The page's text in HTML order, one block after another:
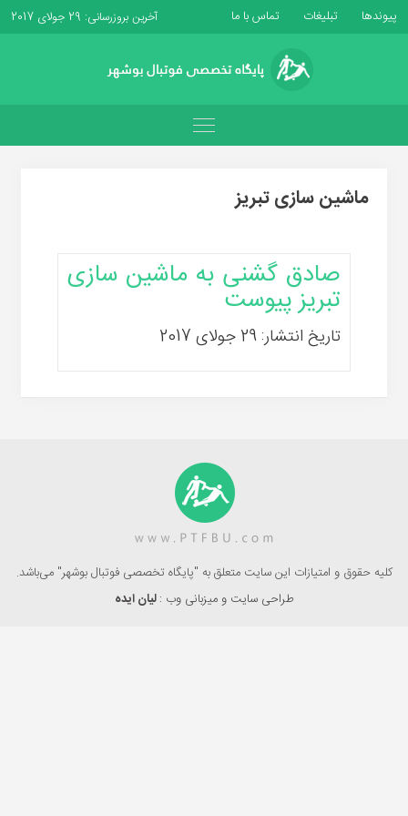
پیوندها تبلیغات تماس با ما آخرین بروزرسانی: 29 جولای 2017
ماشین سازی تبریز
صادق گشنی به ماشین سازی
تبریز پیوست
تاریخ انتشار: 29 جولای 2017
کلیه حقوق و امتیازات این سایت متعلق به "پایگاه تخصصی فوتبال بوشهر" می‌باشد.
طراحی سایت و میزبانی وب :لیان ایده